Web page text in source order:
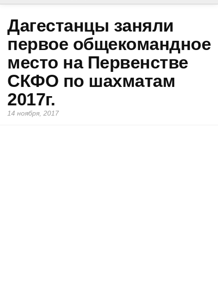
Дагестанцы заняли
первое общекомандное
место на Первенстве
СКФО по шахматам
2017г.
14 ноября, 2017